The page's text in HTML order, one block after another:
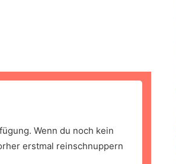
Wenn du noch kein
erstmal reinschnuppern